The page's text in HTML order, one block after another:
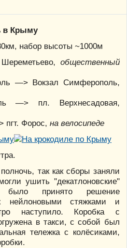
в Крыму
набор высоты ~1000м
общественный
—> Вокзал Симферополь,
—> пл. Верхнесадовая,
пгт. Форос, на велосипеде
так как сборы заняли
ушить "декатлоновские"
принято решение
нейлоновыми стяжками и
наступило. Коробка с
в такси, с собой был
тележка с колёсиками,